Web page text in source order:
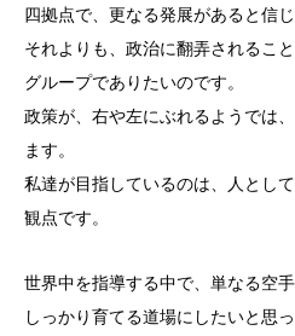
四拠点で、更なる発展があると信じ
それよりも、政治に翻弄されるこ
グループでありたいのです。
政策が、右や左にぶれるようでは
ます。
私達が目指しているのは、人とし
観点です。
世界中を指導する中で、単なる空
しっかり育てる道場にしたいと思っ